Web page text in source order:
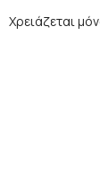
Χρειάζεται